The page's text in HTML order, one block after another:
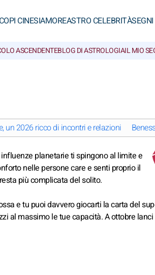
CINESIAMOREASTRO CELEBRITÀ
ASCENDENTEBLOG DI ASTROLOGIAIL MIO
un 2026 ricco di incontri e relazioni
influenze planetarie ti spingono al limite e
nelle persone care e senti proprio il
più complicata del solito.
e tu puoi davvero giocarti la carta del
al massimo le tue capacità. A ottobre